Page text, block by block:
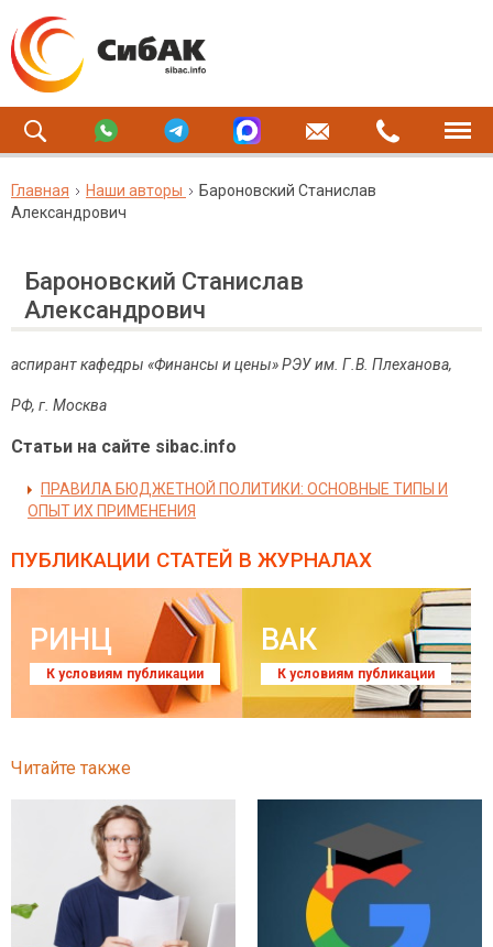
Главная Наши авторы
Бароновский Станислав
Александрович
Бароновский Станислав
Александрович
аспирант кафедры «Финансы и цены» РЭУ им. Г В Плеханова,
РФ, г Москва
Статьи на сайте sibac.info
ПРАВИЛА БЮДЖЕТНОЙ ПОЛИТИКИ: ОСНОВНЫЕ ТИПЫ И
ОПЫТ ИХ ПРИМЕНЕНИЯ
ПУБЛИКАЦИИ СТАТЕЙ В ЖУРНАЛАХ
РИНЦ
К условиям публикации
ВАК
К условиям публикации
Читайте также